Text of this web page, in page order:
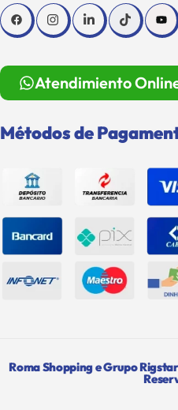
Atendimiento
Métodos de
Roma Shopping e Grupo